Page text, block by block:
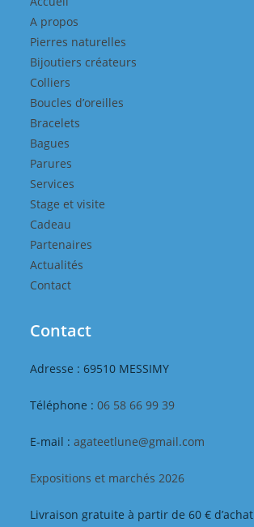
A propos
Pierres naturelles
Bijoutiers créateurs
Colliers
Boucles d’oreilles
Bracelets
Bagues
Parures
Services
Stage et visite
Cadeau
Partenaires
Actualités
Contact
Contact
Adresse : 69510 MESSIMY
Téléphone :06 58 66 99 39
E-mail :agateetlune@gmail.com
Expositions et marchés 2026
Livraison gratuite à partir de 60 € d’achat